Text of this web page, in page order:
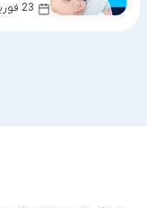
23 فوریه 2026